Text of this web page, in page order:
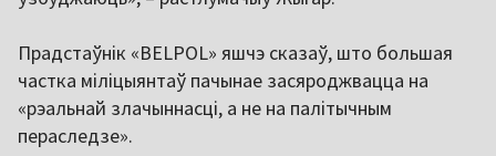
Прадстаўнік «BELPOL» яшчэ сказаў, што большая
частка міліцыянтаў пачынае засяроджвацца на
«рэальнай злачыннасці, а не на палітычным
пераследзе».